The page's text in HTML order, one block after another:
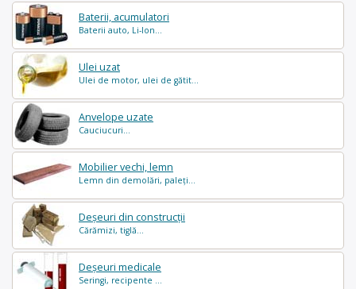
Baterii, acumulatori
Baterii auto, Li-Ion...
Ulei uzat
Ulei de motor, ulei de gătit...
Anvelope uzate
Cauciucuri...
Mobilier vechi, lemn
Lemn din demolări, paleți...
Deșeuri din construcții
Cărămizi, tiglă...
Deșeuri medicale
Seringi, recipente ...